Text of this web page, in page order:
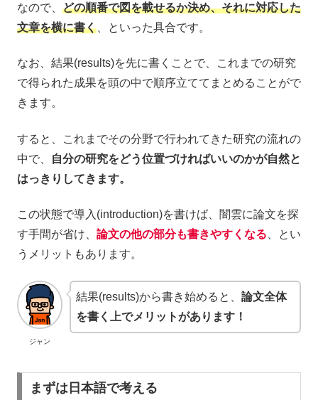
なので、 どの順番で図を載せるか決め、それに対応した
文章を横に書く 、といった具合です。
なお、結果(results)を先に書くことで、これまでの研究
で得られた成果を頭の中で順序立ててまとめることがで
きます。
すると、これまでその分野で行われてきた研究の流れの
中で、
自分の研究をどう位置づければいいのかが自然と
はっきりしてきます。
この状態で導入(introduction)を書けば、闇雲に論文を探
す手間が省け、 論文の他の部分も書きやすくなる 、とい
うメリットもあります。
ジャン
結果(results)から書き始めると、 論文全体
を書く上でメリットがあります！
まずは日本語で考える